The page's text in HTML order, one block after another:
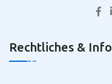
Rechtliches & Info